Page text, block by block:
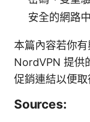
安全的網路
本篇內容若你
NordVPN 提供
促銷連結以便
Sources: